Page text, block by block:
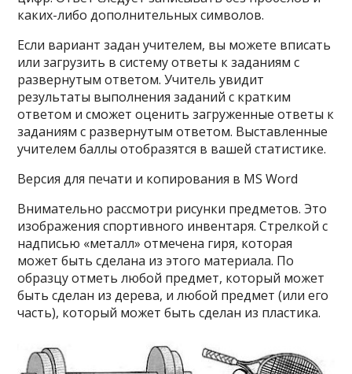
каких-либо дополнительных символов.
Если вариант задан учителем, вы можете вписать
или загрузить в систему ответы к заданиям с
развернутым ответом. Учитель увидит
результаты выполнения заданий с кратким
ответом и сможет оценить загруженные ответы к
заданиям с развернутым ответом. Выставленные
учителем баллы отобразятся в вашей статистике.
Версия для печати и копирования в MS Word
Внимательно рассмотри рисунки предметов. Это
изображения спортивного инвентаря. Стрелкой с
надписью «металл» отмечена гиря, которая
может быть сделана из этого материала. По
образцу отметь любой предмет, который может
быть сделан из дерева, и любой предмет (или его
часть), который может быть сделан из пластика.